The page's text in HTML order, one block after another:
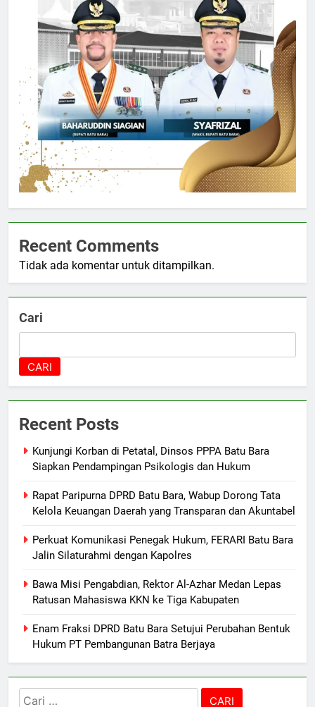
Recent Comments
Tidak ada komentar untuk ditampilkan.
Cari
CARI
Recent Posts
Kunjungi Korban di Petatal, Dinsos PPPA Batu Bara
Siapkan Pendampingan Psikologis dan Hukum
Rapat Paripurna DPRD Batu Bara, Wabup Dorong Tata
Kelola Keuangan Daerah yang Transparan dan Akuntabel
Perkuat Komunikasi Penegak Hukum, FERARI Batu Bara
Jalin Silaturahmi dengan Kapolres
Bawa Misi Pengabdian, Rektor Al-Azhar Medan Lepas
Ratusan Mahasiswa KKN ke Tiga Kabupaten
Enam Fraksi DPRD Batu Bara Setujui Perubahan Bentuk
Hukum PT Pembangunan Batra Berjaya
Cari